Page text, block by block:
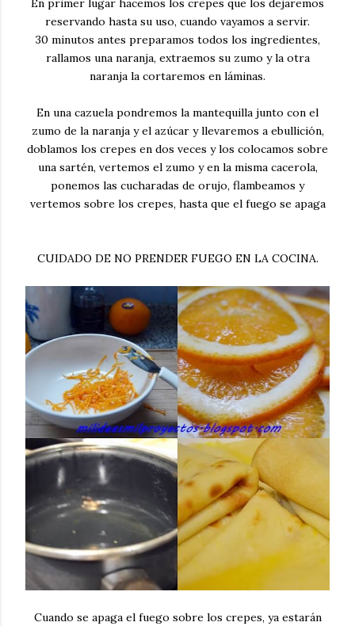
En primer lugar hacemos los crepes que los dejaremos
reservando hasta su uso, cuando vayamos a servir.
30 minutos antes preparamos todos los ingredientes,
rallamos una naranja, extraemos su zumo y la otra
naranja la cortaremos en láminas.
En una cazuela pondremos la mantequilla junto con el
zumo de la naranja y el azúcar y llevaremos a ebullición,
doblamos los crepes en dos veces y los colocamos sobre
una sartén, vertemos el zumo y en la misma cacerola,
ponemos las cucharadas de orujo, flambeamos y
vertemos sobre los crepes, hasta que el fuego se apaga
CUIDADO DE NO PRENDER FUEGO EN LA COCINA.
Cuando se apaga el fuego sobre los crepes, ya estarán